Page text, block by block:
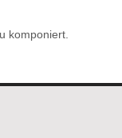
komponiert.